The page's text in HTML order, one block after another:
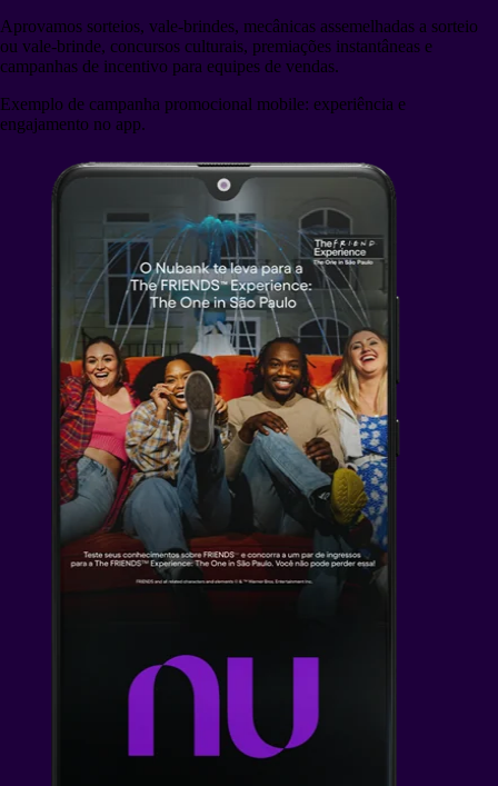
Aprovamos sorteios, vale-brindes, mecânicas assemelhadas a sorteio
ou vale-brinde, concursos culturais, premiações instantâneas e
campanhas de incentivo para equipes de vendas.
Exemplo de campanha promocional mobile: experiência e
engajamento no app.